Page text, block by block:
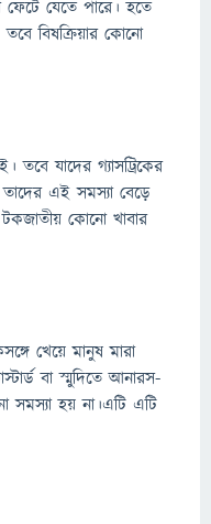
ফেটে যেতে পারে। হতে
বিষক্রিয়ার কোনো
তবে যাদের গ্যাসট্রিকের
এই সমস্যা বেড়ে
কোনো খাবার
খেয়ে মানুষ মারা
বা স্মুদিতে আনারস-
সমস্যা হয় না।এটি এটি